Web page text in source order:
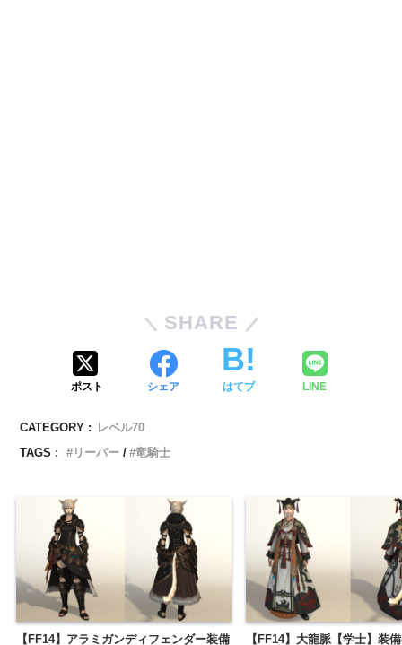
SHARE
ポスト シェア はてブ LINE
CATEGORY : レベル70
TAGS :
リーパー 竜騎士
【FF14】アラミガンディフェンダー装備
【FF14】大龍脈【学士】装